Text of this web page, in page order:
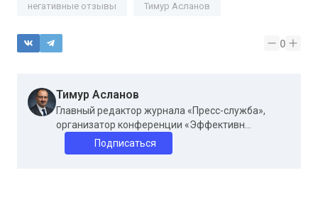
негативные отзывы Тимур Асланов
0
Тимур Асланов
Главный редактор журнала «Пресс-служба»,
организатор конференции «Эффективн...
Подписаться